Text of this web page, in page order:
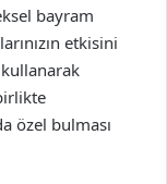
bayram
etkisini
özel bulması